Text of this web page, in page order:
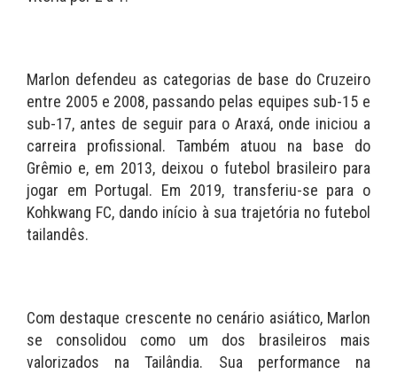
Marlon defendeu as categorias de base do Cruzeiro
entre 2005 e 2008, passando pelas equipes sub-15 e
sub-17, antes de seguir para o Araxá, onde iniciou a
carreira profissional. Também atuou na base do
Grêmio e, em 2013, deixou o futebol brasileiro para
jogar em Portugal. Em 2019, transferiu-se para o
Kohkwang FC, dando início à sua trajetória no futebol
tailandês.
Com destaque crescente no cenário asiático, Marlon
se consolidou como um dos brasileiros mais
valorizados na Tailândia. Sua performance na